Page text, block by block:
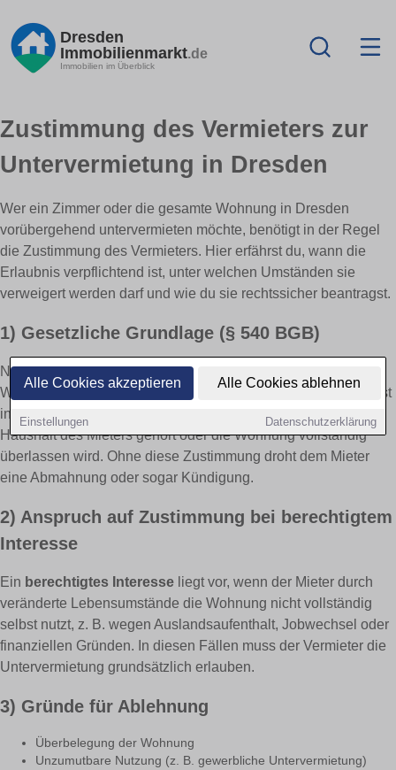
Alle Cookies akzeptieren Alle Cookies ablehnen
Einstellungen Datenschutzerklärung
Dresden
Immobilienmarkt.de
Immobilien im Überblick
Zustimmung des Vermieters zur
Untervermietung in Dresden
Wer ein Zimmer oder die gesamte Wohnung in Dresden
vorübergehend untervermieten möchte, benötigt in der Regel
die Zustimmung des Vermieters. Hier erfährst du, wann die
Erlaubnis verpflichtend ist, unter welchen Umständen sie
verweigert werden darf und wie du sie rechtssicher beantragst.
1) Gesetzliche Grundlage (§ 540 BGB)
Nach dem Bürgerlichen Gesetzbuch ist jede Überlassung der
Wohnung an Dritte genehmigungspflichtig. Die Zustimmung ist
insbesondere erforderlich, wenn der Untermieter nicht zum
Haushalt des Mieters gehört oder die Wohnung vollständig
überlassen wird. Ohne diese Zustimmung droht dem Mieter
eine Abmahnung oder sogar Kündigung.
2) Anspruch auf Zustimmung bei berechtigtem
Interesse
Ein berechtigtes Interesse liegt vor, wenn der Mieter durch
veränderte Lebensumstände die Wohnung nicht vollständig
selbst nutzt, z. B. wegen Auslandsaufenthalt, Jobwechsel oder
finanziellen Gründen. In diesen Fällen muss der Vermieter die
Untervermietung grundsätzlich erlauben.
3) Gründe für Ablehnung
Überbelegung der Wohnung
Unzumutbare Nutzung (z. B. gewerbliche Untervermietung)